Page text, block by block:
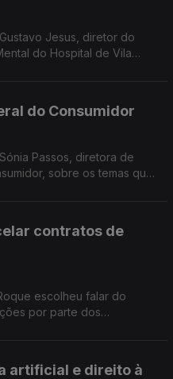
Jesus, diretor do
do Hospital de Vila
do Consumidor
Passos, diretora de
sobre os temas que
contratos de
escolheu falar do
por parte dos
artificial e direito à